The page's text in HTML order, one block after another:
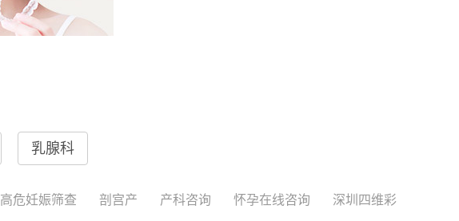
乳腺科
高危妊娠筛查 剖宫产 产科咨询 怀孕在线咨询 深圳四维彩